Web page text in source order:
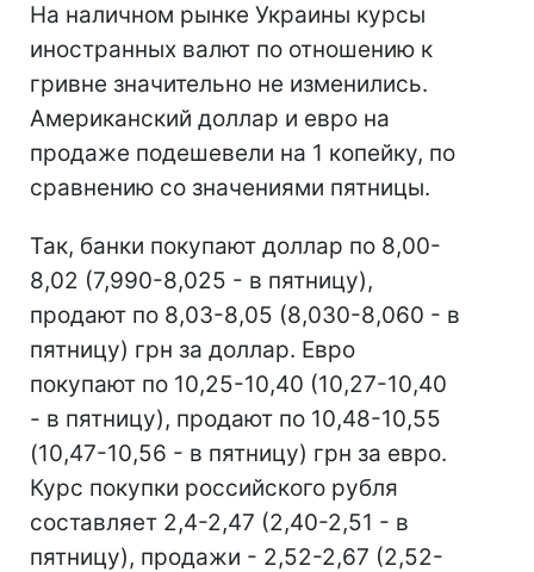
На наличном рынке Украины курсы
иностранных валют по отношению к
гривне значительно не изменились.
Американский доллар и евро на
продаже подешевели на 1 копейку, по
сравнению со значениями пятницы.
Так, банки покупают доллар по 8,00-
8,02 (7,990-8,025 - в пятницу),
продают по 8,03-8,05 (8,030-8,060 - в
пятницу) грн за доллар. Евро
покупают по 10,25-10,40 (10,27-10,40
- в пятницу), продают по 10,48-10,55
(10,47-10,56 - в пятницу) грн за евро.
Курс покупки российского рубля
составляет 2,4-2,47 (2,40-2,51 - в
пятницу), продажи - 2,52-2,67 (2,52-